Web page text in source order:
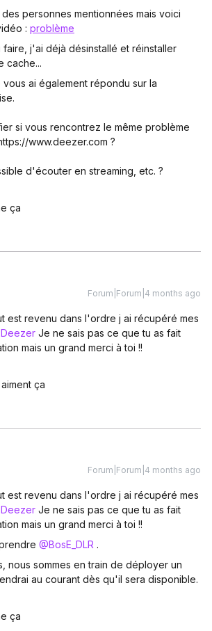
personnes mentionnées mais voici
: problème
j'ai déjà désinstallé et réinstaller
cache...
vous ai également répondu sur la
si vous rencontrez le même problème
www.deezer.com ?
d'écouter en streaming, etc. ?
ça
Forum|Forum|4 months ago
est revenu dans l'ordre j ai récupéré mes
Je ne sais pas ce que tu as fait
mais un grand merci à toi !!
ça
Forum|Forum|4 months ago
est revenu dans l'ordre j ai récupéré mes
Je ne sais pas ce que tu as fait
mais un grand merci à toi !!
@BosE_DLR .
nous sommes en train de déployer un
au courant dès qu'il sera disponible.
ça